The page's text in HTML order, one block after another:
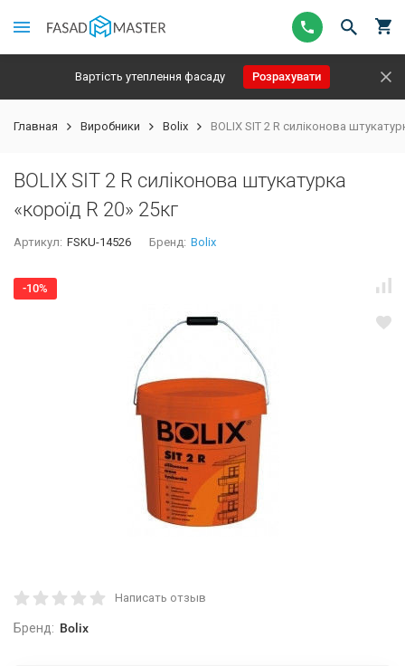
Вартість утеплення фасаду Розрахувати
Главная Виробники Bolix BOLIX SIT 2 R силіконова
BOLIX SIT 2 R силіконова штукатурка
«короїд R 20» 25кг
Артикул: FSKU-14526 Бренд: Bolix
-10%
Написать отзыв
Бренд: Bolix